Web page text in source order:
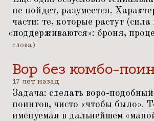
не пойдет, разумеется.
части: те, которые растут
«поддерживаются»: броня,
слова)
Вор без комбо-
17 лет назад
Задача: сделать воро-
поинтов, чисто «чтобы было».
именуемая в дальнейшем «